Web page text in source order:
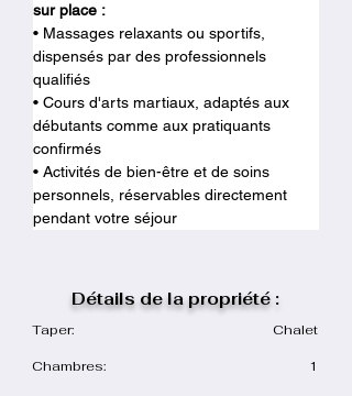
sur place :
• Massages relaxants ou sportifs,
dispensés par des professionnels
qualifiés
• Cours d'arts martiaux, adaptés aux
débutants comme aux pratiquants
confirmés
• Activités de bien-être et de soins
personnels, réservables directement
pendant votre séjour
Détails de la propriété :
Taper: Chalet
Chambres: 1